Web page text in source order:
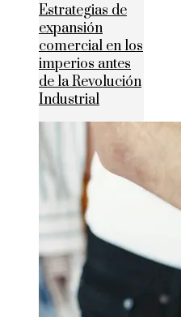
Estrategias de
expansión
comercial en los
imperios antes
de la Revolución
Industrial